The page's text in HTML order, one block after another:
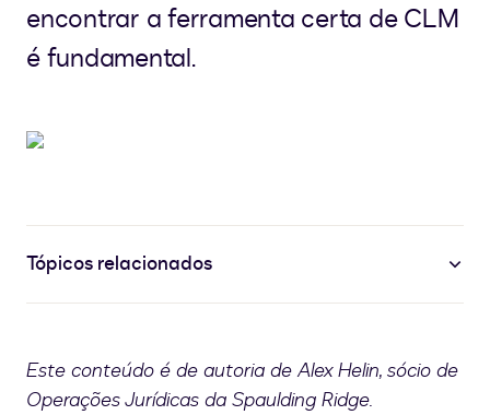
encontrar a ferramenta certa de CLM
é fundamental.
Tópicos relacionados
Este conteúdo é de autoria de Alex Helin, sócio de
Operações Jurídicas da Spaulding Ridge.